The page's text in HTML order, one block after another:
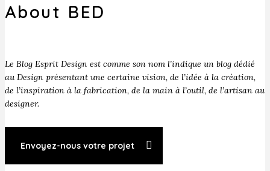
About BED
Le Blog Esprit Design est comme son nom l’indique un blog dédié
au Design présentant une certaine vision, de l’idée à la création,
de l’inspiration à la fabrication, de la main à l’outil, de l’artisan au
designer.
Envoyez-nous votre projet